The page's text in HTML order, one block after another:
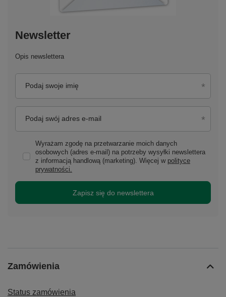
Newsletter
Opis newslettera
Podaj swoje imię
Podaj swój adres e-mail
Wyrażam zgodę na przetwarzanie moich danych
osobowych (adres e-mail) na potrzeby wysyłki newslettera
z informacją handlową (marketing). Więcej w polityce
prywatności.
Zapisz się do newslettera
Zamówienia
Status zamówienia